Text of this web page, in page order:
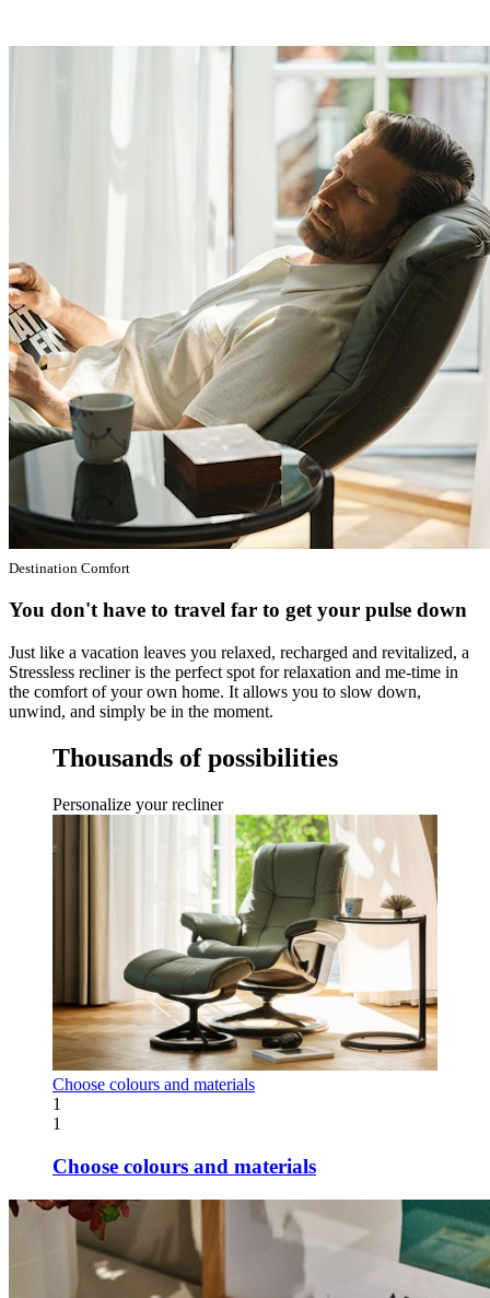
Destination Comfort
You don't have to travel far to get your pulse down
Just like a vacation leaves you relaxed, recharged and revitalized, a
Stressless recliner is the perfect spot for relaxation and me-time in
the comfort of your own home. It allows you to slow down,
unwind, and simply be in the moment. ​
Thousands of possibilities
Personalize your recliner
Choose colours and materials
1
1
Choose colours and materials